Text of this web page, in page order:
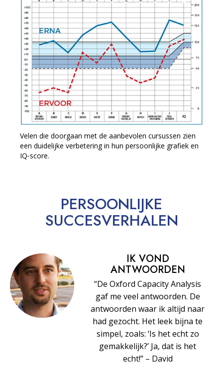
Velen die doorgaan met de aanbevolen cursussen zien
een duidelijke verbetering in hun persoonlijke grafiek en
IQ‑score.
PERSOONLIJKE
SUCCESVERHALEN
IK VOND
ANTWOORDEN
“De Oxford Capacity Analysis
gaf me veel antwoorden. De
antwoorden waar ik altijd naar
had gezocht. Het leek bijna te
simpel, zoals: ‘Is het echt zo
gemakkelijk?’ Ja, dat is het
echt!” – David